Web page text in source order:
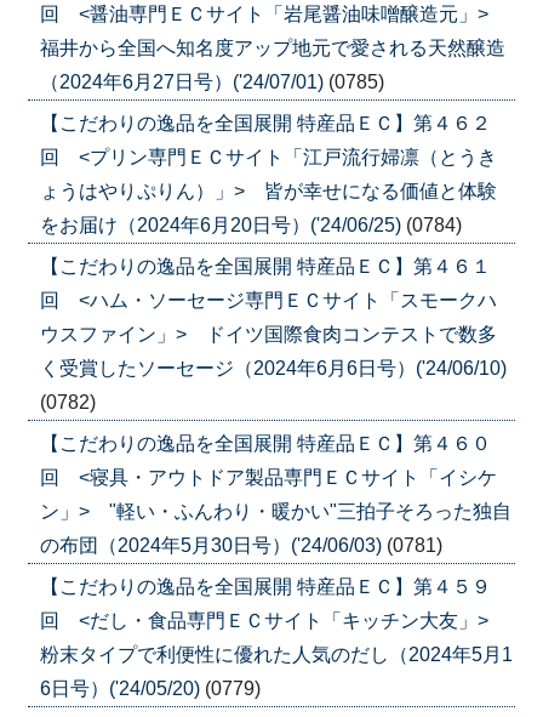
回 <醤油専門ＥＣサイト「岩尾醤油味噌醸造元」>
福井から全国へ知名度アップ地元で愛される天然醸造
（2024年6月27日号）('24/07/01) (0785)
【こだわりの逸品を全国展開 特産品ＥＣ】第４６２
回 <プリン専門ＥＣサイト「江戸流行婦凛（とうき
ょうはやりぷりん）」> 皆が幸せになる価値と体験
をお届け（2024年6月20日号）('24/06/25) (0784)
【こだわりの逸品を全国展開 特産品ＥＣ】第４６１
回 <ハム・ソーセージ専門ＥＣサイト「スモークハ
ウスファイン」> ドイツ国際食肉コンテストで数多
く受賞したソーセージ（2024年6月6日号）('24/06/10)
(0782)
【こだわりの逸品を全国展開 特産品ＥＣ】第４６０
回 <寝具・アウトドア製品専門ＥＣサイト「イシケ
ン」> "軽い・ふんわり・暖かい"三拍子そろった独自
の布団（2024年5月30日号）('24/06/03) (0781)
【こだわりの逸品を全国展開 特産品ＥＣ】第４５９
回 <だし・食品専門ＥＣサイト「キッチン大友」>
粉末タイプで利便性に優れた人気のだし（2024年5月1
6日号）('24/05/20) (0779)